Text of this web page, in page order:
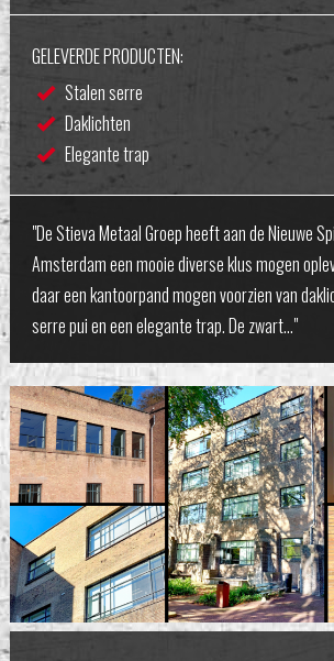
GELEVERDE PRODUCTEN:
Stalen serre
Daklichten
Elegante trap
"De Stieva Metaal Groep heeft aan de Nieuwe
Amsterdam een mooie diverse klus mogen
daar een kantoorpand mogen voorzien van
serre pui en een elegante trap. De zwart…"